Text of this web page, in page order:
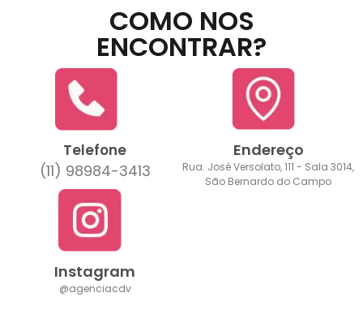
COMO NOS
ENCONTRAR?
Telefone
(11) 98984-3413
Endereço
Rua. José Versolato, 111 - Sala 3014,
São Bernardo do Campo
Instagram
@agenciacdv